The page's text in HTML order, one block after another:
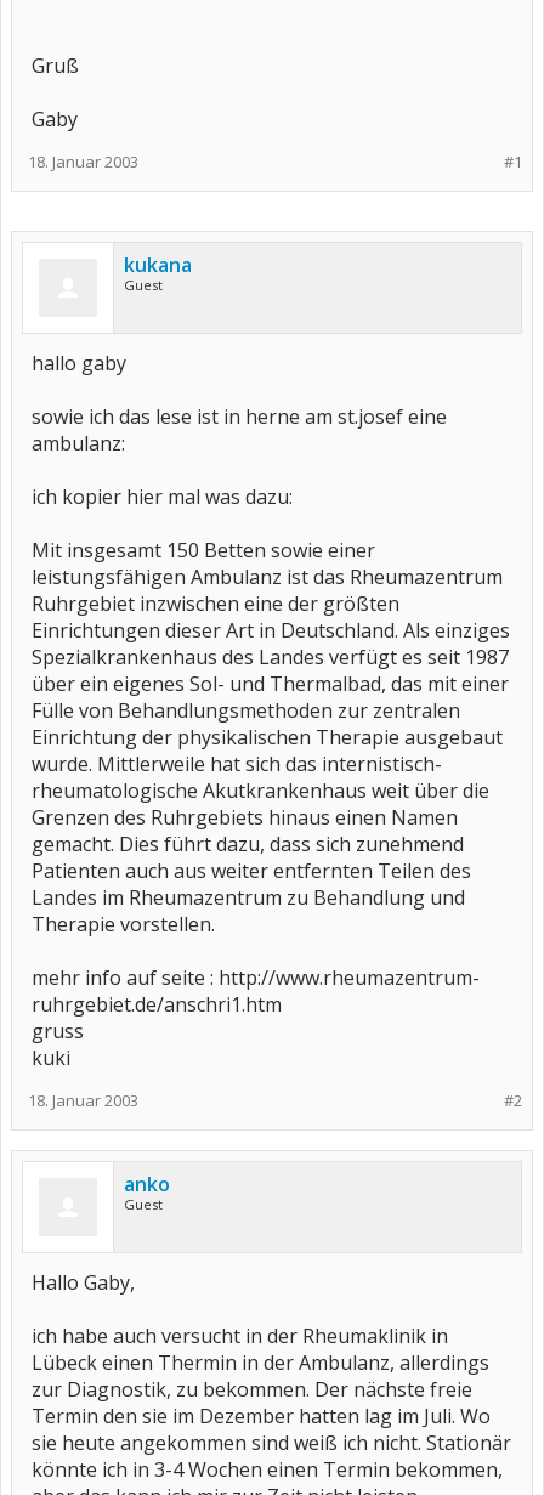
Gruß
Gaby
#1
18. Januar 2003
kukana
Guest
hallo gaby
sowie ich das lese ist in herne am st.josef eine
ambulanz:
ich kopier hier mal was dazu:
Mit insgesamt 150 Betten sowie einer
leistungsfähigen Ambulanz ist das Rheumazentrum
Ruhrgebiet inzwischen eine der größten
Einrichtungen dieser Art in Deutschland. Als einziges
Spezialkrankenhaus des Landes verfügt es seit 1987
über ein eigenes Sol- und Thermalbad, das mit einer
Fülle von Behandlungsmethoden zur zentralen
Einrichtung der physikalischen Therapie ausgebaut
wurde. Mittlerweile hat sich das internistisch-
rheumatologische Akutkrankenhaus weit über die
Grenzen des Ruhrgebiets hinaus einen Namen
gemacht. Dies führt dazu, dass sich zunehmend
Patienten auch aus weiter entfernten Teilen des
Landes im Rheumazentrum zu Behandlung und
Therapie vorstellen.
mehr info auf seite : http://www.rheumazentrum-
ruhrgebiet.de/anschri1.htm
gruss
kuki
#2
18. Januar 2003
anko
Guest
Hallo Gaby,
ich habe auch versucht in der Rheumaklinik in
Lübeck einen Thermin in der Ambulanz, allerdings
zur Diagnostik, zu bekommen. Der nächste freie
Termin den sie im Dezember hatten lag im Juli. Wo
sie heute angekommen sind weiß ich nicht. Stationär
könnte ich in 3-4 Wochen einen Termin bekommen,